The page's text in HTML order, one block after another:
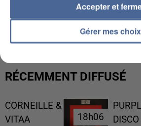
L’UN DES FONDATEURS
MAFIA INTERPELLÉ EN
RÉCEMMENT DIFFUSÉ
CORNEILLE &
VITAA
18h06
18h06
DISCO
Gérer mes choix
Accepter et